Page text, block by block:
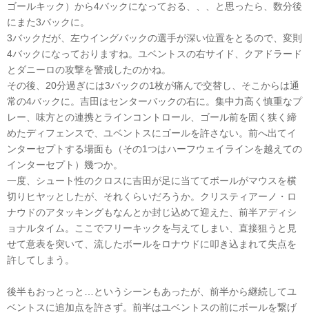
ゴールキック）から4バックになっておる、、、と思ったら、数分後
にまた3バックに。
3バックだが、左ウイングバックの選手が深い位置をとるので、変則
4バックになっておりますね。ユベントスの右サイド、クアドラード
とダニーロの攻撃を警戒したのかね。
その後、20分過ぎには3バックの1枚が痛んで交替し、そこからは通
常の4バックに。吉田はセンターバックの右に。集中力高く慎重なプ
レー、味方との連携とラインコントロール、ゴール前を固く狭く締
めたディフェンスで、ユベントスにゴールを許さない。前へ出てイ
ンターセプトする場面も（その1つはハーフウェイラインを越えての
インターセプト）幾つか。
一度、シュート性のクロスに吉田が足に当ててボールがマウスを横
切りヒヤッとしたが、それくらいだろうか。クリスティアーノ・ロ
ナウドのアタッキングもなんとか封じ込めて迎えた、前半アディシ
ョナルタイム。ここでフリーキックを与えてしまい、直接狙うと見
せて意表を突いて、流したボールをロナウドに叩き込まれて失点を
許してしまう。
後半もおっとっと…というシーンもあったが、前半から継続してユ
ベントスに追加点を許さず。前半はユベントスの前にボールを繋げ